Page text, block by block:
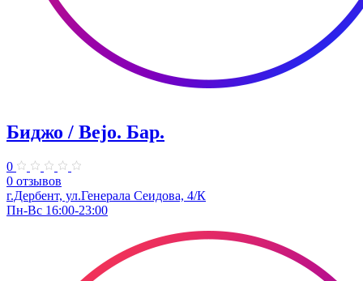
Биджо / Bejo. ​Бар.
0
0 отзывов
г.Дербент, ​ул.Генерала Сеидова, 4/К
Пн-Вс 16:00-23:00